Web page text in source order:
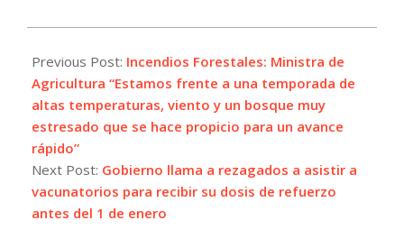
12-
28
Previous Post: Incendios Forestales: Ministra de
Agricultura “Estamos frente a una temporada de
altas temperaturas, viento y un bosque muy
estresado que se hace propicio para un avance
rápido”
Next Post: Gobierno llama a rezagados a asistir a
vacunatorios para recibir su dosis de refuerzo
antes del 1 de enero